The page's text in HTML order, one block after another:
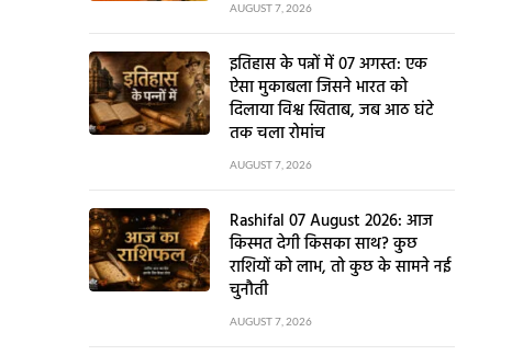
AUGUST 7, 2026
इतिहास के पन्नों में 07 अगस्त: एक
ऐसा मुकाबला जिसने भारत को
दिलाया विश्व खिताब, जब आठ घंटे
तक चला रोमांच
AUGUST 7, 2026
Rashifal 07 August 2026: आज
किस्मत देगी किसका साथ? कुछ
राशियों को लाभ, तो कुछ के सामने नई
चुनौती
AUGUST 7, 2026